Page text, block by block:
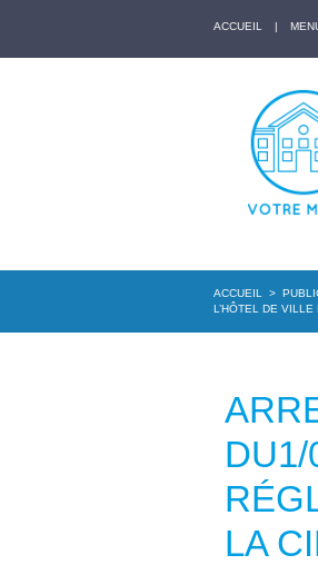
ACCUEIL |
ACCUEIL >
L’HÔTEL DE
DU1/
LA